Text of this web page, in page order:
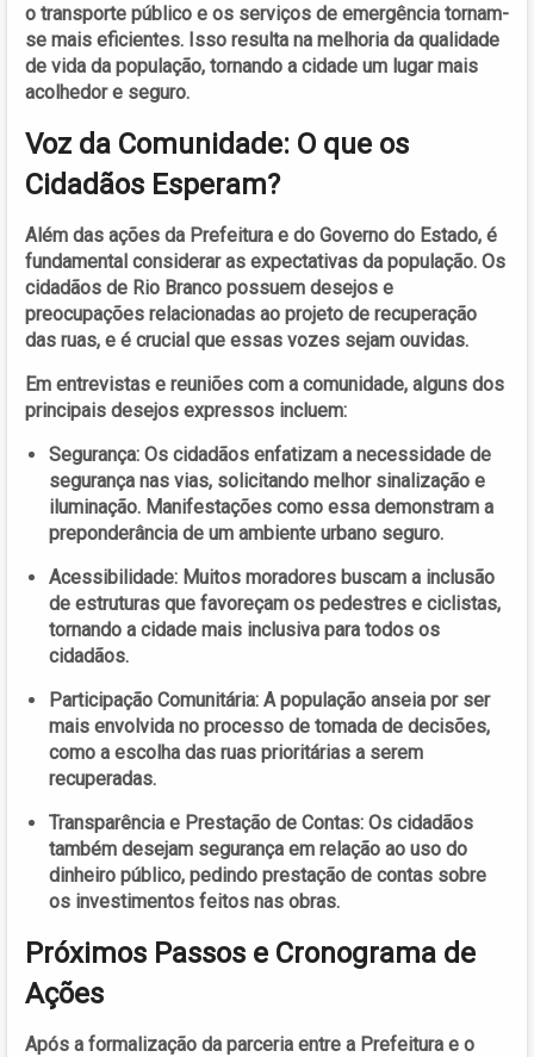
o transporte público e os serviços de emergência tornam-
se mais eficientes. Isso resulta na melhoria da qualidade
de vida da população, tornando a cidade um lugar mais
acolhedor e seguro.
Voz da Comunidade: O que os
Cidadãos Esperam?
Além das ações da Prefeitura e do Governo do Estado, é
fundamental considerar as expectativas da população. Os
cidadãos de Rio Branco possuem desejos e
preocupações relacionadas ao projeto de recuperação
das ruas, e é crucial que essas vozes sejam ouvidas.
Em entrevistas e reuniões com a comunidade, alguns dos
principais desejos expressos incluem:
Segurança: Os cidadãos enfatizam a necessidade de
segurança nas vias, solicitando melhor sinalização e
iluminação. Manifestações como essa demonstram a
preponderância de um ambiente urbano seguro.
Acessibilidade: Muitos moradores buscam a inclusão
de estruturas que favoreçam os pedestres e ciclistas,
tornando a cidade mais inclusiva para todos os
cidadãos.
Participação Comunitária: A população anseia por ser
mais envolvida no processo de tomada de decisões,
como a escolha das ruas prioritárias a serem
recuperadas.
Transparência e Prestação de Contas: Os cidadãos
também desejam segurança em relação ao uso do
dinheiro público, pedindo prestação de contas sobre
os investimentos feitos nas obras.
Próximos Passos e Cronograma de
Ações
Após a formalização da parceria entre a Prefeitura e o